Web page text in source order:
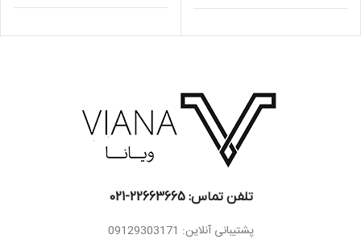
میانی
صدتومانی
کشمران
میانی
سرخالو، رز ، یاس
تلفن تماس: 22663665-021​
پشتیبانی آنلاین: 09129303171